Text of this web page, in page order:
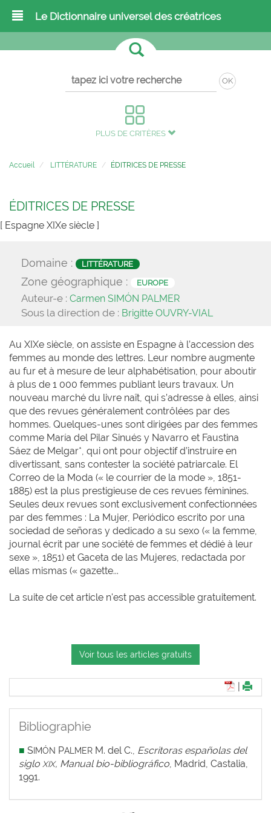
Le Dictionnaire universel des créatrices
OK
PLUS DE CRITÈRES
Accueil LITTÉRATURE ÉDITRICES DE PRESSE
ÉDITRICES DE PRESSE
[ Espagne XIXe siècle ]
Domaine : LITTÉRATURE
Zone géographique : EUROPE
Auteur-e : Carmen SIMÓN PALMER
Sous la direction de : Brigitte OUVRY-VIAL
Au XIXe siècle, on assiste en Espagne à l’accession des
femmes au monde des lettres. Leur nombre augmente
au fur et à mesure de leur alphabétisation, pour aboutir
à plus de 1 000 femmes publiant leurs travaux. Un
nouveau marché du livre naît, qui s’adresse à elles, ainsi
que des revues généralement contrôlées par des
hommes. Quelques-unes sont dirigées par des femmes
comme María del Pilar Sinués y Navarro et Faustina
Sáez de Melgar*, qui ont pour objectif d’instruire en
divertissant, sans contester la société patriarcale. El
Correo de la Moda (« le courrier de la mode », 1851-
1885) est la plus prestigieuse de ces revues féminines.
Seules deux revues sont exclusivement confectionnées
par des femmes : La Mujer, Periódico escrito por una
sociedad de señoras y dedicado a su sexo (« la femme,
journal écrit par une société de femmes et dédié à leur
sexe », 1851) et Gaceta de las Mujeres, redactada por
ellas mismas (« gazette...
La suite de cet article n'est pas accessible gratuitement.
Voir tous les articles gratuits
Bibliographie
■ S IMÓN PALMER M. del C., Escritoras españolas del
siglo XIX, Manual bio-bibliográfico, Madrid, Castalia,
1991.